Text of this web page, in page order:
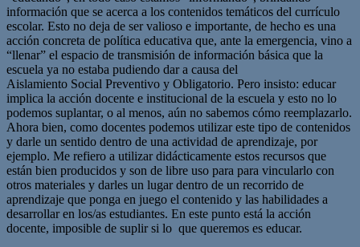
información que se acerca a los contenidos temáticos del currículo
escolar. Esto no deja de ser valioso e importante, de hecho es una
acción concreta de política educativa que, ante la emergencia, vino a
“llenar” el espacio de transmisión de información básica que la
escuela ya no estaba pudiendo dar a causa del
Aislamiento Social Preventivo y Obligatorio. Pero insisto: educar
implica la acción docente e institucional de la escuela y esto no lo
podemos suplantar, o al menos, aún no sabemos cómo reemplazarlo.
Ahora bien, como docentes podemos utilizar este tipo de contenidos
y darle un sentido dentro de una actividad de aprendizaje, por
ejemplo. Me refiero a utilizar didácticamente estos recursos que
están bien producidos y son de libre uso para para vincularlo con
otros materiales y darles un lugar dentro de un recorrido de
aprendizaje que ponga en juego el contenido y las habilidades a
desarrollar en los/as estudiantes. En este punto está la acción
docente, imposible de suplir si lo que queremos es educar.